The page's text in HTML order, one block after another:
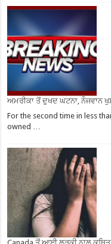
ਅਮਰੀਕਾ ਤੋਂ ਦੁਖਦ ਘਟਨਾ, ਨੌਜਵਾਨ
For the second time in less
owned …